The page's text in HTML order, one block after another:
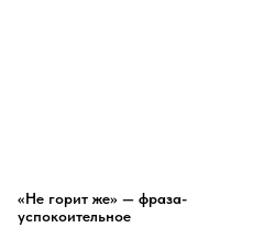
«Не горит же» — фраза-
успокоительное